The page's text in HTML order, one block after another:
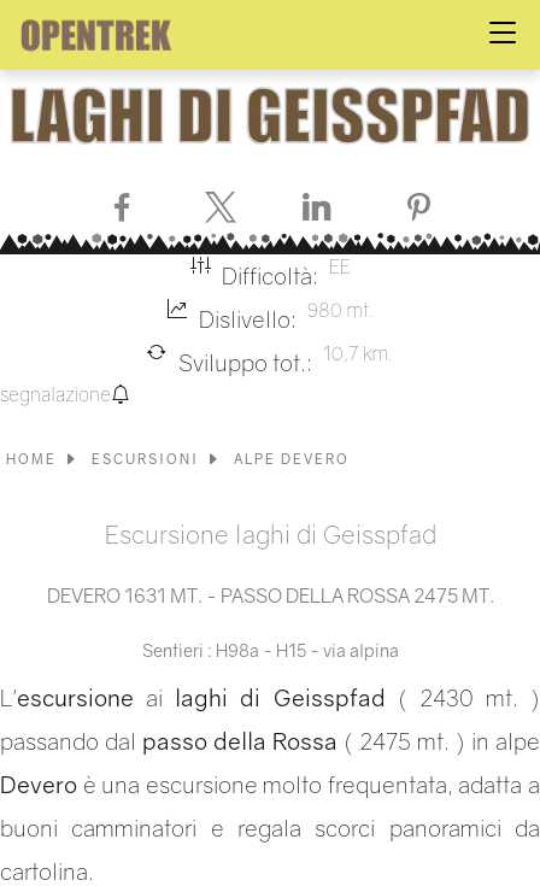
Facebook LinkedIn
Difficoltà: EE
Dislivello: 980 mt.
Sviluppo tot.: 10,7 km.
segnalazione
HOME ESCURSIONI ALPE DEVERO
Escursione laghi di Geisspfad
DEVERO 1631 MT. - PASSO DELLA ROSSA 2475 MT.
Sentieri : H98a - H15 - via alpina
L'escursione ai laghi di Geisspfad ( 2430 mt. )
passando dal passo della Rossa ( 2475 mt. ) in alpe
Devero è una escursione molto frequentata, adatta a
buoni camminatori e regala scorci panoramici da
cartolina.